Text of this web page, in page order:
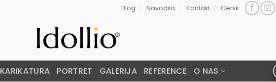
Blog Navodila Kontakt Cenik
KARIKATURA PORTRET GALERIJA REFERENCE O NAS